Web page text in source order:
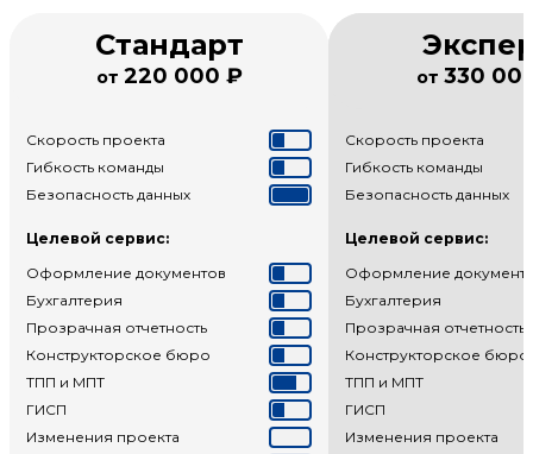
Стандарт
от 220 000 ₽
Скорость проекта
Гибкость команды
Безопасность данных
Целевой сервис:
Оформление документов
Бухгалтерия
Прозрачная отчетность
Конструкторское бюро
ТПП и МПТ
ГИСП
Изменения проекта
от 330
Скорость проекта
Гибкость команды
Безопасность данных
Целевой сервис:
Оформление
Бухгалтерия
Прозрачная отчетность
Конструкторское бюро
ТПП и МПТ
ГИСП
Изменения проекта